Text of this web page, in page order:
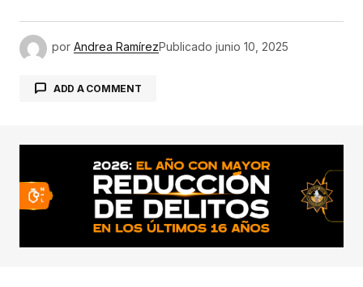
por Andrea RamírezPublicado junio 10, 2025
ADD A COMMENT
conectado